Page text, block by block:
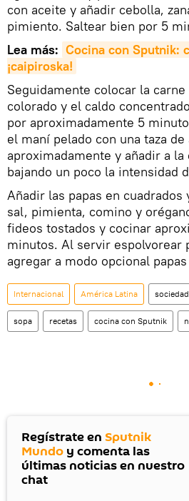
con aceite y añadir cebolla,
pimiento. Saltear bien por 5
Lea más: Cocina con Sputnik:
¡caipiroska!
Seguidamente colocar la
colorado y el caldo
por aproximadamente 5
el maní pelado con una taza de
aproximadamente y añadir a la
bajando un poco la intensidad
Añadir las papas en
sal, pimienta, comino y
fideos tostados y cocinar
minutos. Al servir espolvorear
agregar a modo opcional
Internacional América Latina sociedad
sopa recetas cocina con Sputnik
Regístrate en Sputnik
Mundo y comenta las
últimas noticias en nuestro
chat